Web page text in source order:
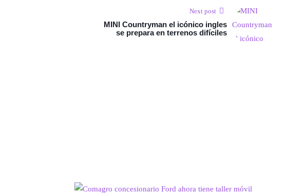
Next post
MINI Countryman el icónico ingles
se prepara en terrenos difíciles